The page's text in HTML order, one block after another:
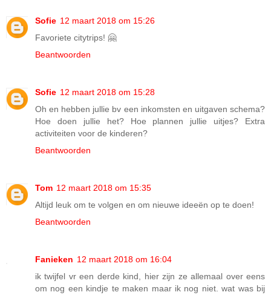
Sofie 12 maart 2018 om 15:26
Favoriete citytrips! 🤗
Beantwoorden
Sofie 12 maart 2018 om 15:28
Oh en hebben jullie bv een inkomsten en uitgaven schema?
Hoe doen jullie het? Hoe plannen jullie uitjes? Extra
activiteiten voor de kinderen?
Beantwoorden
Tom 12 maart 2018 om 15:35
Altijd leuk om te volgen en om nieuwe ideeën op te doen!
Beantwoorden
Fanieken 12 maart 2018 om 16:04
ik twijfel vr een derde kind, hier zijn ze allemaal over eens
om nog een kindje te maken maar ik nog niet. wat was bij